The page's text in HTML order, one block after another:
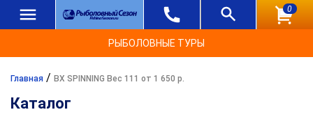
0
РЫБОЛОВНЫЕ ТУРЫ
Главная / BX SPINNING Вес 111 от 1 650 р.
Каталог